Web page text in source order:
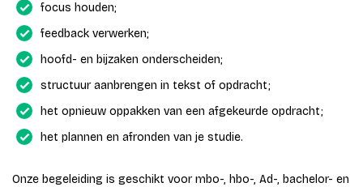
focus houden;
feedback verwerken;
hoofd- en bijzaken onderscheiden;
structuur aanbrengen in tekst of opdracht;
het opnieuw oppakken van een afgekeurde opdracht;
het plannen en afronden van je studie.
Onze begeleiding is geschikt voor mbo-, hbo-, Ad-, bachelor- en